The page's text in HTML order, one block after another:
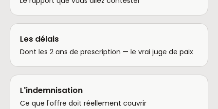
Les délais
Dont les 2 ans de prescription — le vrai juge de paix
L'indemnisation
Ce que l'offre doit réellement couvrir